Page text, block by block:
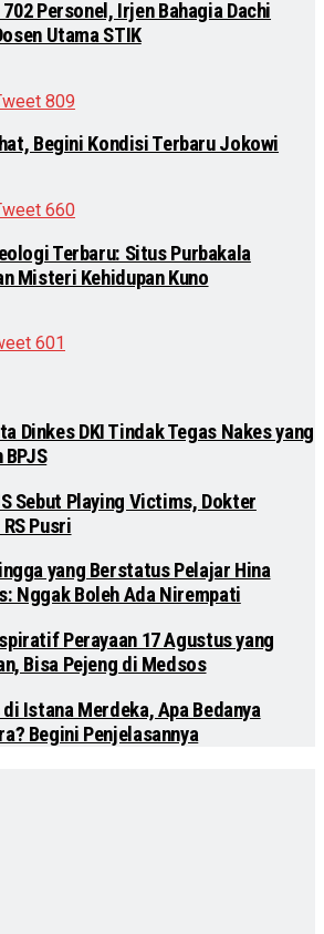
Personel, Irjen Bahagia Dachi
Utama STIK
809
Begini Kondisi Terbaru Jokowi
660
Terbaru: Situs Purbakala
Misteri Kehidupan Kuno
601
Dinkes DKI Tindak Tegas Nakes yang
Sebut Playing Victims, Dokter
Pusri
yang Berstatus Pelajar Hina
Nggak Boleh Ada Nirempati
Perayaan 17 Agustus yang
Bisa Pejeng di Medsos
Istana Merdeka, Apa Bedanya
Begini Penjelasannya